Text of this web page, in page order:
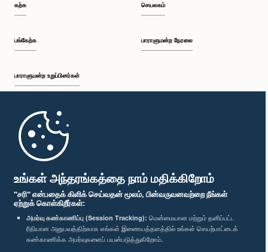
உங்கள் அந்தரங்கத்தை நாம் மதிக்கிறோம்
"சரி" என்பதைக் கிளிக் செய்வதன் மூலம், பின்வருவனவற்றை நீங்கள்
ஏற்றுக் கொள்கிறீர்கள்:
அமர்வு கண்காணிப்பு (Session Tracking): மென்மையான மற்றும் தனிப்பட்ட
ரீதியான அனுபவத்திற்காக எங்கள் இணையத்தளத்தில் உங்கள் செயற்பாட்டைக்
கண்காணிக்க அமர்வுகளைப் பயன்படுத்துகிறோம்.
கற்க
பங்கேற்க
பாராளுமன்ற உறுப்பினர்கள்
முதற்பக்கம்
செயலகம்
பாராளுமன்ற நேரலை
பாராளுமன்ற கையடக்க செயலி
எம்மை பின்தொடர்க :